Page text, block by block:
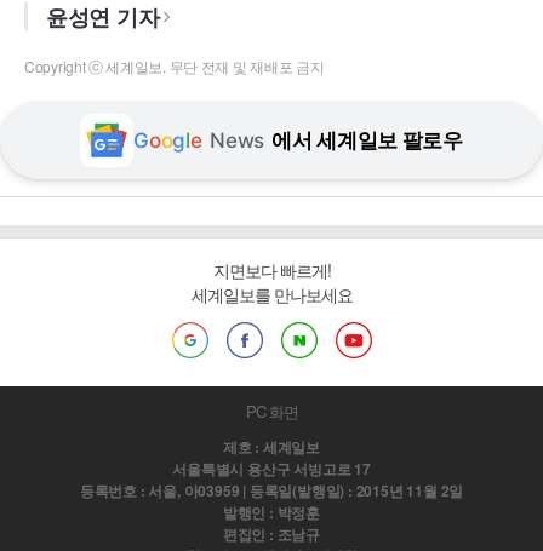
윤성연 기자
Copyright ⓒ 세계일보. 무단 전재 및 재배포 금지
Google News 에서 세계일보 팔로우
지면보다 빠르게!
세계일보를 만나보세요
PC 화면
제호 : 세계일보
서울특별시 용산구 서빙고로 17
등록번호 : 서울, 아03959 | 등록일(발행일) : 2015년 11월 2일
발행인 : 박정훈
편집인 : 조남규